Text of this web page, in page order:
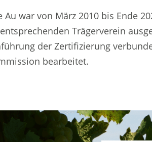
war von März 2010 bis Ende
Trägerverein
der Zertifizierung
bearbeitet.